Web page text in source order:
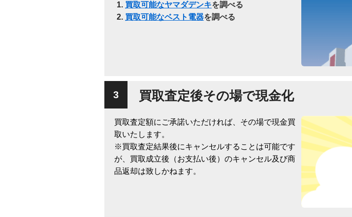
買取可能なヤマダデンキを調べる
買取可能なベスト電器を調べる
買取査定後その場で現金化
買取査定額にご承諾いただければ、その場で現金買
取いたします。
※買取査定結果後にキャンセルすることは可能です
が、買取成立後（お支払い後）のキャンセル及び商
品返却は致しかねます。